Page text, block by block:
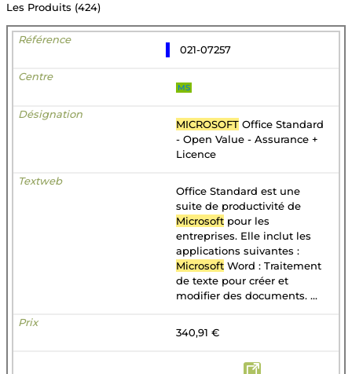
Les Produits (424)
021-07257
MS
MICROSOFT Office Standard
- Open Value - Assurance +
Licence
Office Standard est une
suite de productivité de
Microsoft pour les
entreprises. Elle inclut les
applications suivantes :
Microsoft Word : Traitement
de texte pour créer et
modifier des documents. ...
340,91 €